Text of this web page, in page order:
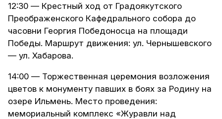
12:30 — Крестный ход от Градоякутского
Преображенского Кафедрального собора до
часовни Георгия Победоносца на площади
Победы. Маршрут движения: ул. Чернышевского
— ул. Хабарова.
14:00 — Торжественная церемония возложения
цветов к монументу павших в боях за Родину на
озере Ильмень. Место проведения:
мемориальный комплекс «Журавли над